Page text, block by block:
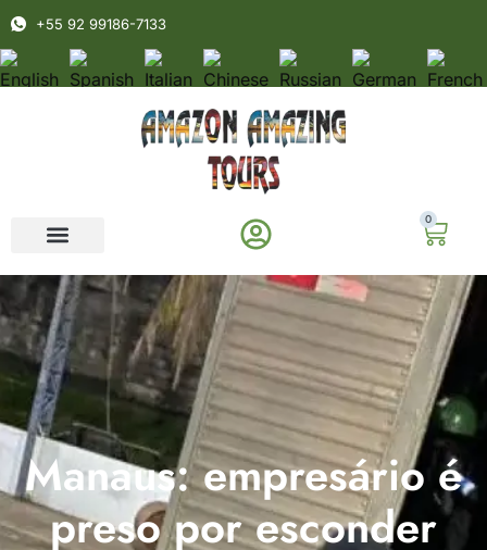
+55 92 99186-7133
0
Manaus: empresário é
preso por esconder